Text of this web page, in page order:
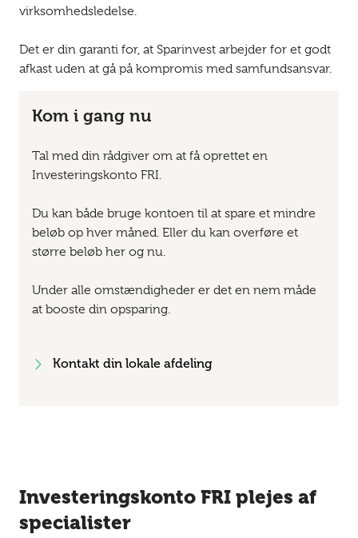
virksomhedsledelse.
Det er din garanti for, at Sparinvest arbejder for et godt
afkast uden at gå på kompromis med samfundsansvar.
Kom i gang nu
Tal med din rådgiver om at få oprettet en
Investeringskonto FRI.
Du kan både bruge kontoen til at spare et mindre
beløb op hver måned. Eller du kan overføre et
større beløb her og nu.
Under alle omstændigheder er det en nem måde
at booste din opsparing.
Kontakt din lokale afdeling
Investeringskonto FRI plejes af
specialister